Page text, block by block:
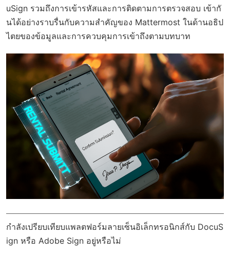
uSign รวมถึงการเข้ารหัสและการติดตามการตรวจสอบ เข้ากั
นได้อย่างราบรื่นกับความสำคัญของ Mattermost ในด้านอธิป
ไตยของข้อมูลและการควบคุมการเข้าถึงตามบทบาท
กำลังเปรียบเทียบแพลตฟอร์มลายเซ็นอิเล็กทรอนิกส์กับ DocuS
ign หรือ Adobe Sign อยู่หรือไม่